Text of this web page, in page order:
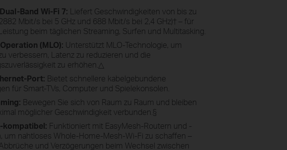
Band Wi-Fi 7: Liefert Geschwindigkeiten von bis zu
Mbit/s bei 5 GHz und 688 Mbit/s bei 2,4 GHz)†– für
beim täglichen Streaming, Surfen und Multitasking.
(MLO): Unterstützt MLO-Technologie, um
verbessern, Latenz zu reduzieren und die
zu erhöhen. △
Port: Bietet schnellere kabelgebundene
für Smart-TVs, Computer und Spielekonsolen.
Bewegen Sie sich von Raum zu Raum und bleiben
möglicher Geschwindigkeit verbunden. §
kompatibel: Funktioniert mit EasyMesh-Routern und -
um nahtloses Whole-Home-Mesh-Wi-Fi zu schaffen –
und Verzögerungen beim Wechsel zwischen